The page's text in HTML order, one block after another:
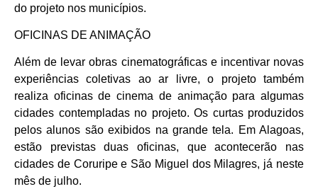
do projeto nos municípios.
OFICINAS DE ANIMAÇÃO
Além de levar obras cinematográficas e incentivar novas
experiências coletivas ao ar livre, o projeto também
realiza oficinas de cinema de animação para algumas
cidades contempladas no projeto. Os curtas produzidos
pelos alunos são exibidos na grande tela. Em Alagoas,
estão previstas duas oficinas, que acontecerão nas
cidades de Coruripe e São Miguel dos Milagres, já neste
mês de julho.